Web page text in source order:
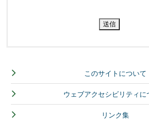
このサイトについて
ウェブアクセシビリティに
リンク集